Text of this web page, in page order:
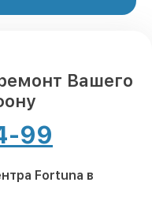
Вашего
99
Fortuna в